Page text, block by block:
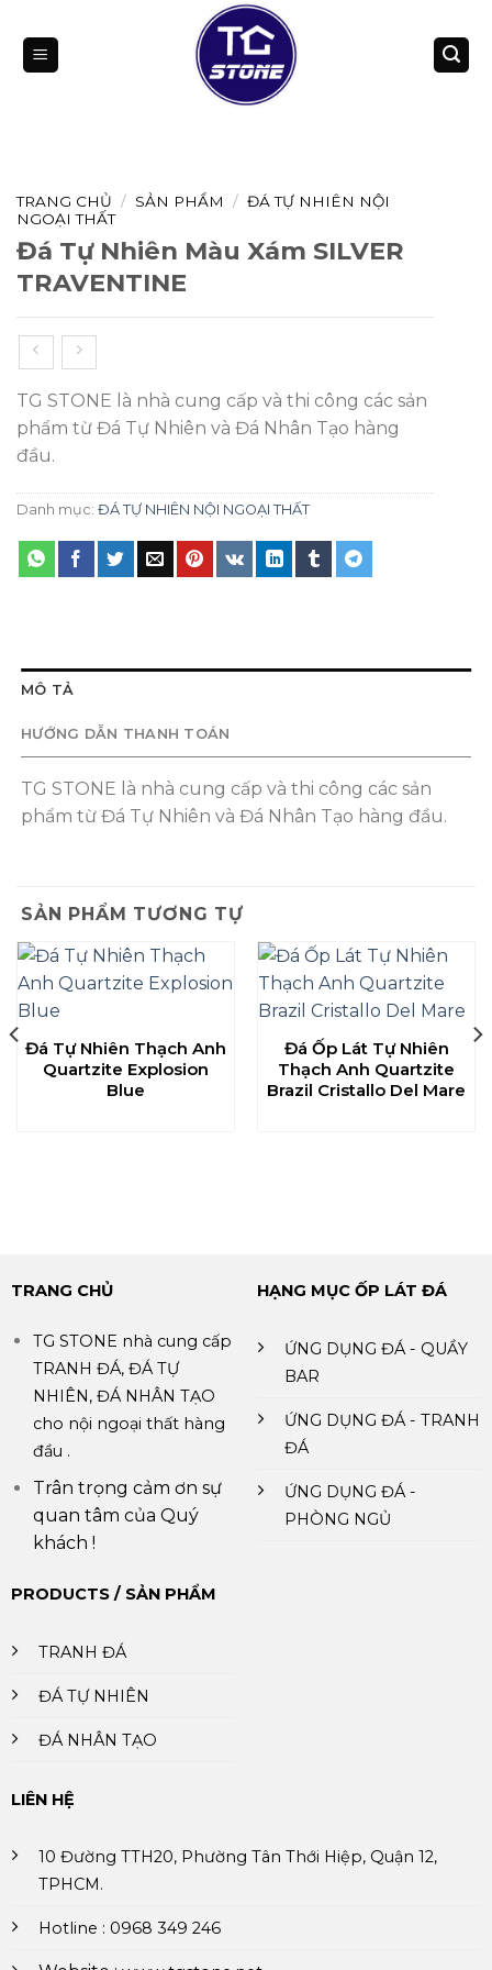
qua
nội
TRANG CHỦ / SẢN PHẨM / ĐÁ TỰ NHIÊN NỘI
NGOẠI THẤT
Đá Tự Nhiên Màu Xám SILVER
TRAVENTINE
TG STONE là nhà cung cấp và thi công các sản
phẩm từ Đá Tự Nhiên và Đá Nhân Tạo hàng
đầu.
Danh mục: ĐÁ TỰ NHIÊN NỘI NGOẠI THẤT
MÔ TẢ
HƯỚNG DẪN THANH TOÁN
TG STONE là nhà cung cấp và thi công các sản
phẩm từ Đá Tự Nhiên và Đá Nhân Tạo hàng đầu.
SẢN PHẨM TƯƠNG TỰ
Đá Tự Nhiên Thạch Anh
Quartzite Explosion
Blue
Đá Ốp Lát Tự Nhiên
Thạch Anh Quartzite
Brazil Cristallo Del Mare
TRANG CHỦ
TG STONE nhà cung cấp
TRANH ĐÁ, ĐÁ TỰ
NHIÊN, ĐÁ NHÂN TẠO
cho nội ngoại thất hàng
đầu .
Trân trọng cảm ơn sự
quan tâm của Quý
khách !
HẠNG MỤC ỐP LÁT ĐÁ
ỨNG DỤNG ĐÁ - QUẦY
BAR
ỨNG DỤNG ĐÁ - TRANH
ĐÁ
ỨNG DỤNG ĐÁ -
PHÒNG NGỦ
PRODUCTS / SẢN PHẨM
TRANH ĐÁ
ĐÁ TỰ NHIÊN
ĐÁ NHÂN TẠO
LIÊN HỆ
10 Đường TTH20, Phường Tân Thới Hiệp, Quận 12,
TPHCM.
Hotline : 0968 349 246